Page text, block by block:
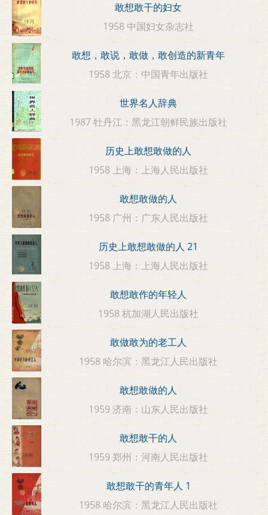
敢想敢干的妇女
1958 中国妇女杂志社
敢想，敢说，敢做，敢创造的新青年
1958 北京：中国青年出版社
世界名人辞典
1987 牡丹江：黑龙江朝鲜民族出版社
历史上敢想敢做的人
1958 上海：上海人民出版社
敢想敢做的人
1958 广州：广东人民出版社
历史上敢想敢做的人 21
1958 上海：上海人民出版社
敢想敢作的年轻人
1958 杭加湖人民出版社
敢做敢为的老工人
1958 哈尔滨：黑龙江人民出版社
敢想敢做的人
1959 济南：山东人民出版社
敢想敢干的人
1959 郑州：河南人民出版社
敢想敢干的青年人 1
1958 哈尔滨：黑龙江人民出版社